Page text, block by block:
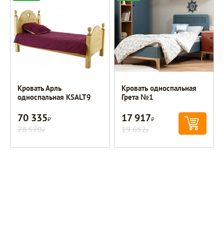
Кровать Арль
односпальная KSALT9
70 335Р
78 570Р
Кровать односпальная
Грета №1
17 917Р
19 652Р